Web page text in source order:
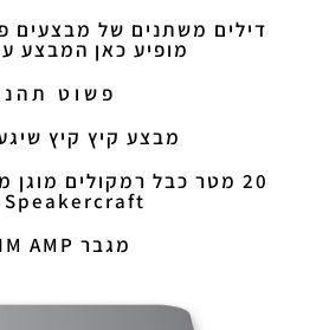
דילים משתנים של מבצעים
מופיע כאן המבצע
פשוט
מבצע קיץ קיץ
Speakercraft
מגבר WIIM AMP